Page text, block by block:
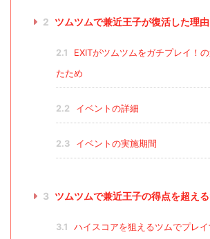
2 ツムツムで兼近王子が復活した理由
2.1
EXITがツムツムをガチプレイ！
たため
2.2 イベントの詳細
2.3 イベントの実施期間
3 ツムツムで兼近王子の得点を超え
3.1 ハイスコアを狙えるツムでプレイ